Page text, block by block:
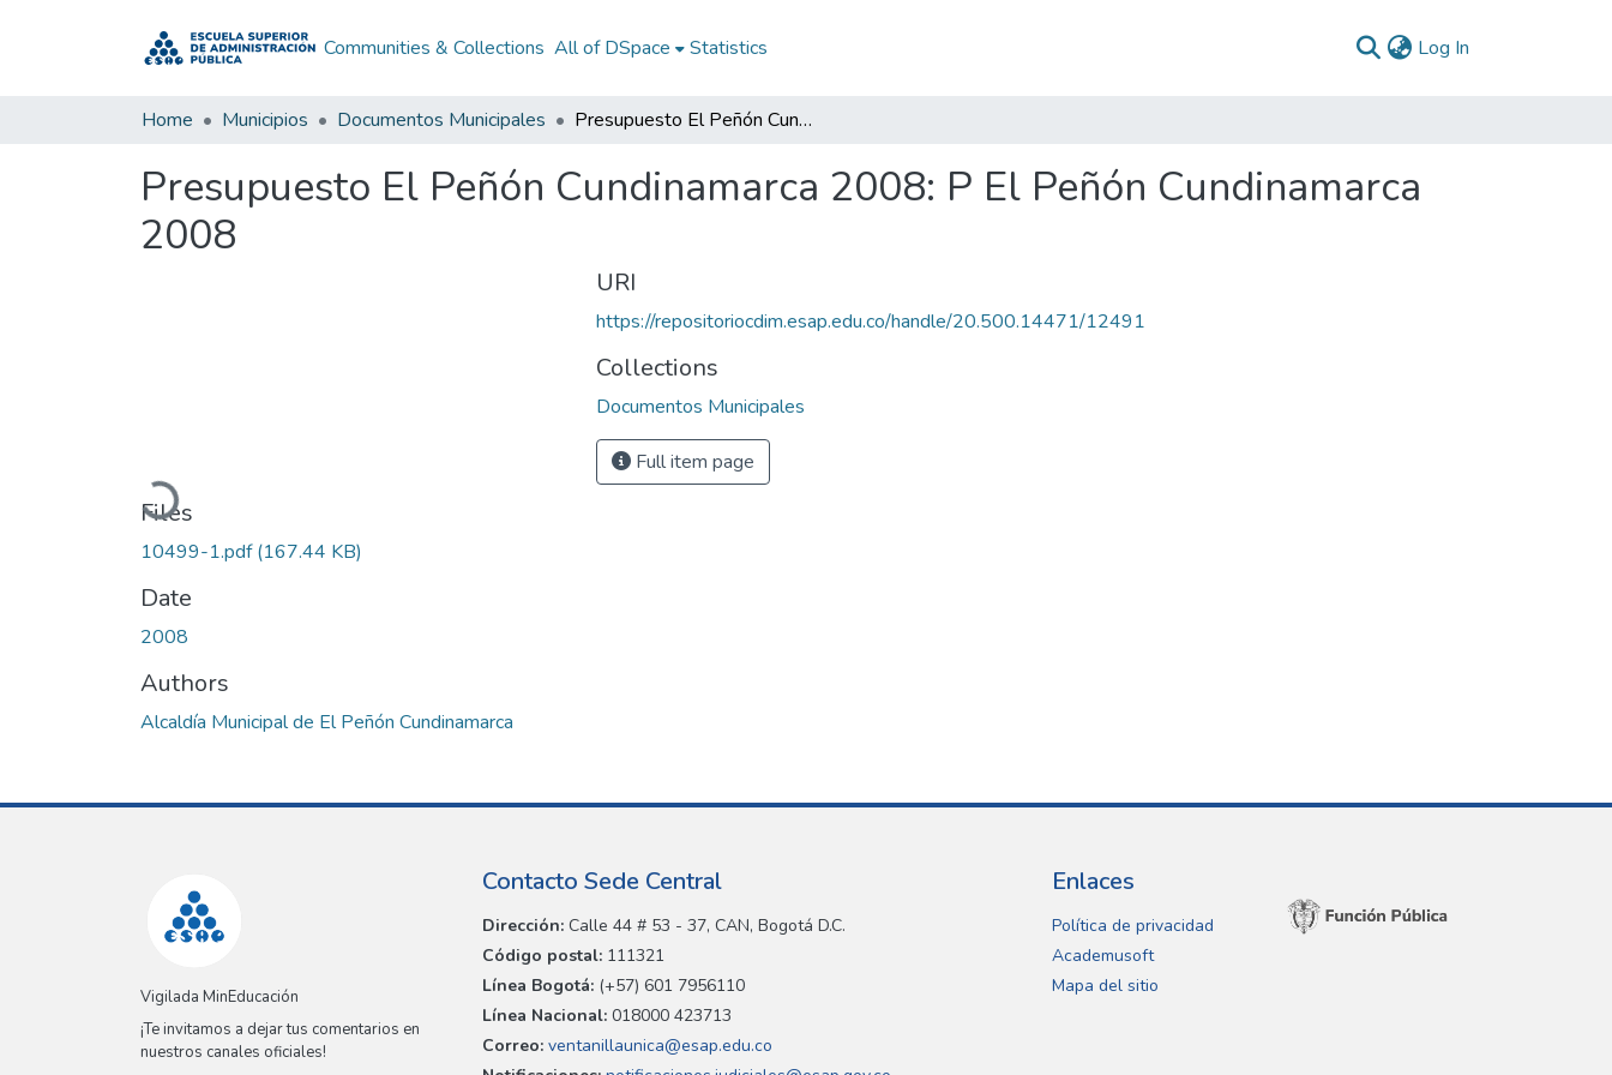
Communities & Collections All of DSpace Statistics Log In
Home Municipios Documentos Municipales Presupuesto El Peñón Cundinamarca 2008: P El Peñón Cundinamarca 2008
Presupuesto El Peñón Cundinamarca 2008: P El Peñón Cundinamarca
2008
Loading...
Files
10499-1.pdf(167.44 KB)
Date
2008
Authors
Alcaldía Municipal de El Peñón Cundinamarca
URI
https://repositoriocdim.esap.edu.co/handle/20.500.14471/12491
Collections
Documentos Municipales
Full item page
Vigilada MinEducación
¡Te invitamos a dejar tus comentarios en
nuestros canales oficiales!
Contacto Sede Central
Dirección: Calle 44 # 53 - 37, CAN, Bogotá D.C.
Código postal: 111321
Línea Bogotá: (+57) 601 7956110
Línea Nacional: 018000 423713
Correo: ventanillaunica@esap.edu.co
Enlaces
Política de privacidad
Academusoft
Mapa del sitio